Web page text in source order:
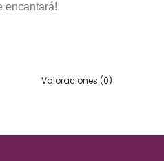
encantará!
Valoraciones (0)